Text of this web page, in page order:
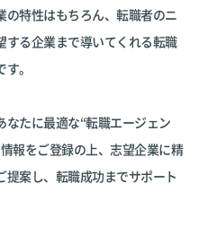
特性はもちろん、転職者のニ
する企業まで導いてくれる転職
。
たに最適な“転職エージェン
報をご登録の上、志望企業に精
案し、転職成功までサポート